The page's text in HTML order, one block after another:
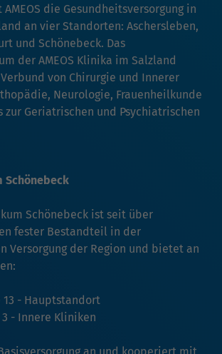
die Gesundheitsversorgung in
an vier Standorten: Aschersleben,
und Schönebeck. Das
der AMEOS Klinika im Salzland
von Chirurgie und Innerer
Neurologie, Frauenheilkunde
zur Geriatrischen und Psychiatrischen
Schönebeck
Schönebeck ist seit über
fester Bestandteil in der
Versorgung der Region und bietet an
13 - Hauptstandort
- Innere Kliniken